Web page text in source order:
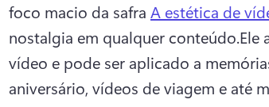
foco macio da safra A estética de
nostalgia em qualquer conteúdo.Ele
vídeo e pode ser aplicado a
aniversário, vídeos de viagem e até